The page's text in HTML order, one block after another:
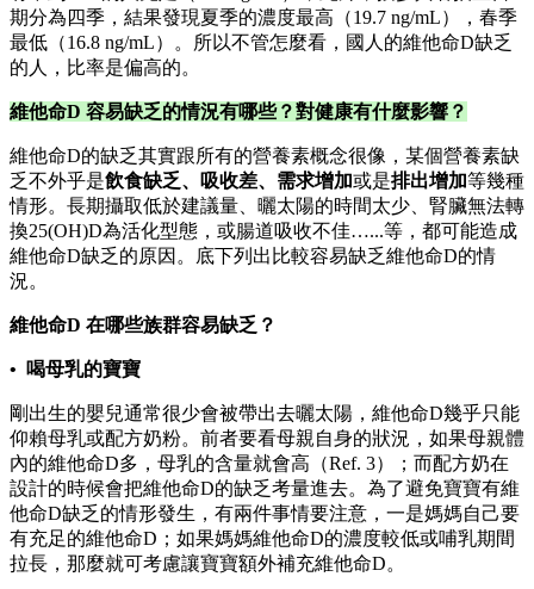
期分為四季，結果發現夏季的濃度最高（19.7 ng/mL），春季
最低（16.8 ng/mL）。所以不管怎麼看，國人的維他命D缺乏
的人，比率是偏高的。
維他命D 容易缺乏的情況有哪些？對健康有什麼影響？
維他命D的缺乏其實跟所有的營養素概念很像，某個營養素缺
乏不外乎是飲食缺乏、吸收差、需求增加或是排出增加等幾種
情形。長期攝取低於建議量、曬太陽的時間太少、腎臟無法轉
換25(OH)D為活化型態，或腸道吸收不佳…...等，都可能造成
維他命D缺乏的原因。底下列出比較容易缺乏維他命D的情
況。
維他命D 在哪些族群容易缺乏？
• 喝母乳的寶寶
剛出生的嬰兒通常很少會被帶出去曬太陽，維他命D幾乎只能
仰賴母乳或配方奶粉。前者要看母親自身的狀況，如果母親體
內的維他命D多，母乳的含量就會高（Ref. 3）；而配方奶在
設計的時候會把維他命D的缺乏考量進去。為了避免寶寶有維
他命D缺乏的情形發生，有兩件事情要注意，一是媽媽自己要
有充足的維他命D；如果媽媽維他命D的濃度較低或哺乳期間
拉長，那麼就可考慮讓寶寶額外補充維他命D。